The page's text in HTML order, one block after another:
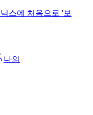
스에 처음으로 '보
나의